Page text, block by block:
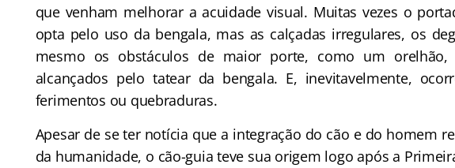
que venham melhorar a acuidade visual. Muitas vezes o
opta pelo uso da bengala, mas as calçadas irregulares, os
mesmo os obstáculos de maior porte, como um
alcançados pelo tatear da bengala. E, inevitavelmente,
ferimentos ou quebraduras.
Apesar de se ter notícia que a integração do cão e do homem
da humanidade, o cão-guia teve sua origem logo após a